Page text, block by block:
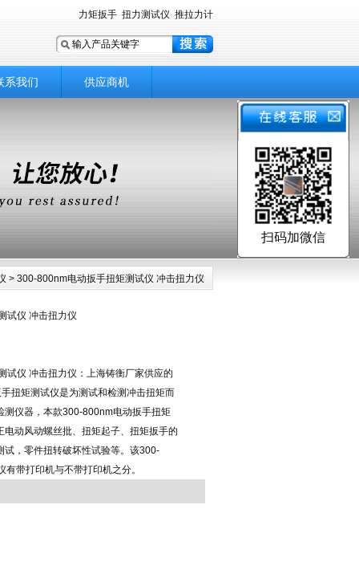
力矩扳手 扭力测试仪 推拉力计
系我们 供应商机
> 300-800nm电动扳手扭矩测试仪 冲击扭力仪
试仪 冲击扭力仪
试仪 冲击扭力仪：上海铸衡厂家供应的
扭矩测试仪是为测试和检测冲击扭矩而
测仪器，本款300-800nm电动扳手扭矩
电动风动螺丝批、扭矩起子、扭矩扳手的
试，零件扭转破坏性试验等。该300-
带打印机与不带打印机之分。
扫码加微信